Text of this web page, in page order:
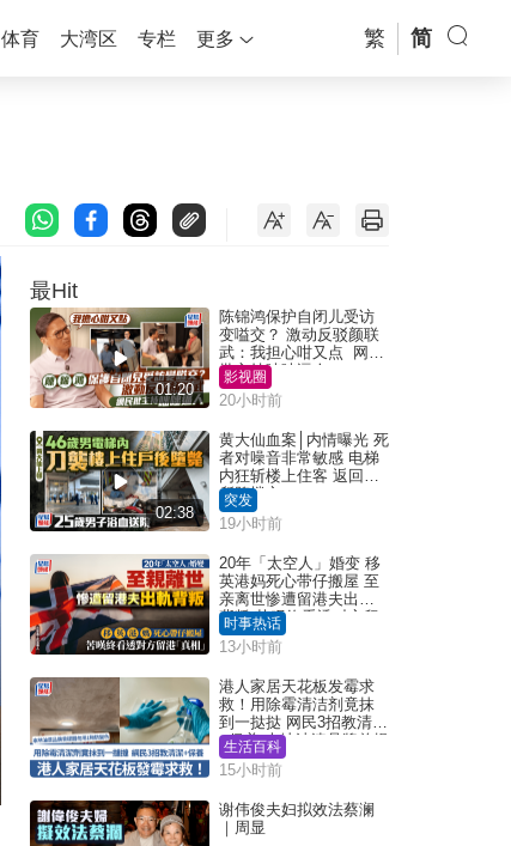
体育 大湾区 专栏 更多 繁 简
最Hit
01:20
陈锦鸿保护自闭儿受访
变嗌交？ 激动反驳颜联
武：我担心咁又点 网民
批主持咄咄逼人
影视圈
20小时前
02:38
黄大仙血案│内情曝光 死
者对噪音非常敏感 电梯
内狂斩楼上住客 返回住
所堕楼亡
突发
19小时前
20年「太空人」婚变 移
英港妈死心带仔搬屋 至
亲离世惨遭留港夫出轨
背叛 苦叹终看透对方留
港「真相」｜Juicy叮
时事热话
13小时前
港人家居天花板发霉求
救！用除霉清洁剂竟抹
到一挞挞 网民3招教清洁
+保养 本地油漆品牌曾提
醒勿用1物防变色
生活百科
15小时前
谢伟俊夫妇拟效法蔡澜
｜周显